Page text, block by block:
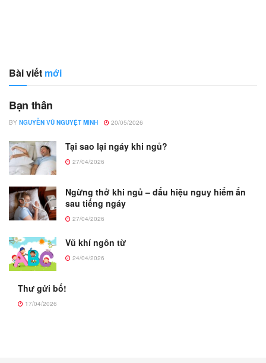
Bài viết mới
Bạn thân
BY NGUYỄN VŨ NGUYỆT MINH 20/05/2026
Tại sao lại ngáy khi ngủ?
27/04/2026
Ngừng thở khi ngủ – dấu hiệu nguy hiểm ẩn
sau tiếng ngáy
27/04/2026
Vũ khí ngôn từ
24/04/2026
Thư gửi bố!
17/04/2026